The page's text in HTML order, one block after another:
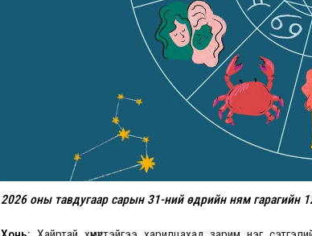
2026 оны тавдугаар сарын 31-ний өдрийн ням гарагийн